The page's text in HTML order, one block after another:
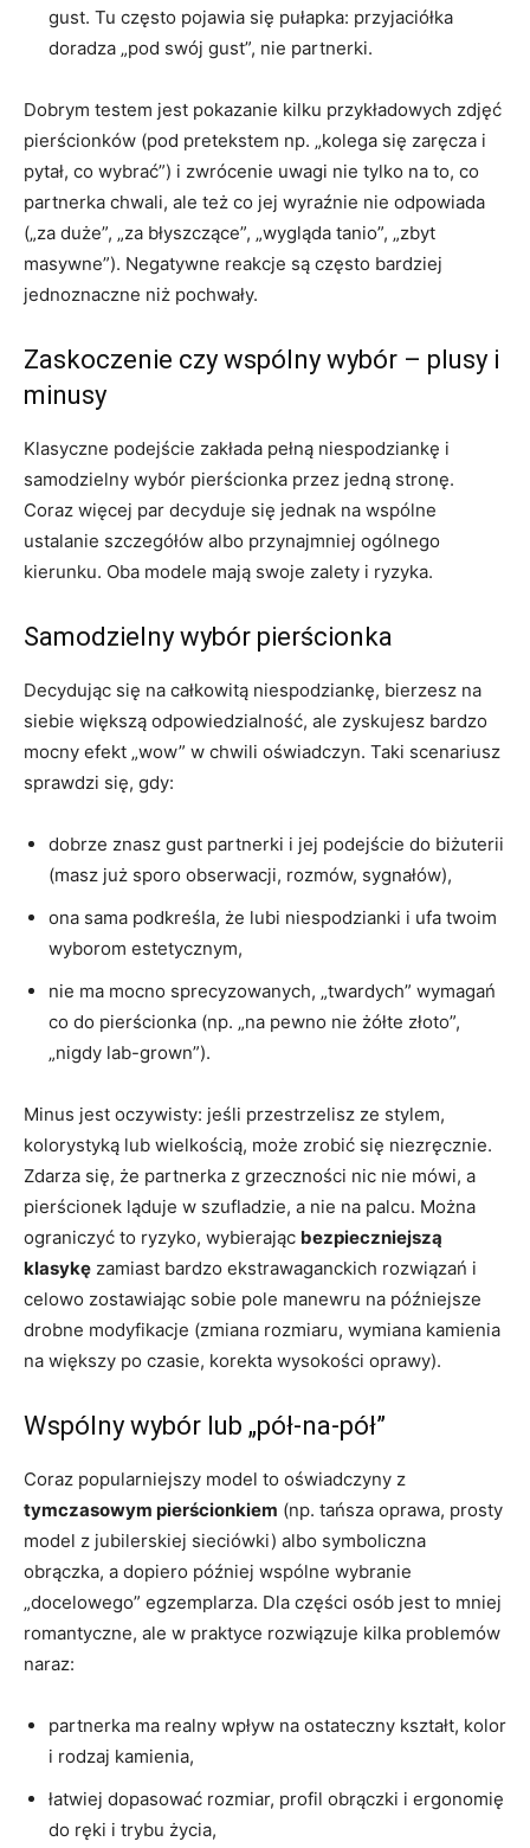
gust. Tu często pojawia się pułapka: przyjaciółka
doradza „pod swój gust”, nie partnerki.
Dobrym testem jest pokazanie kilku przykładowych zdjęć
pierścionków (pod pretekstem np. „kolega się zaręcza i
pytał, co wybrać”) i zwrócenie uwagi nie tylko na to, co
partnerka chwali, ale też co jej wyraźnie nie odpowiada
(„za duże”, „za błyszczące”, „wygląda tanio”, „zbyt
masywne”). Negatywne reakcje są często bardziej
jednoznaczne niż pochwały.
Zaskoczenie czy wspólny wybór – plusy i
minusy
Klasyczne podejście zakłada pełną niespodziankę i
samodzielny wybór pierścionka przez jedną stronę.
Coraz więcej par decyduje się jednak na wspólne
ustalanie szczegółów albo przynajmniej ogólnego
kierunku. Oba modele mają swoje zalety i ryzyka.
Samodzielny wybór pierścionka
Decydując się na całkowitą niespodziankę, bierzesz na
siebie większą odpowiedzialność, ale zyskujesz bardzo
mocny efekt „wow” w chwili oświadczyn. Taki scenariusz
sprawdzi się, gdy:
dobrze znasz gust partnerki i jej podejście do biżuterii
(masz już sporo obserwacji, rozmów, sygnałów),
ona sama podkreśla, że lubi niespodzianki i ufa twoim
wyborom estetycznym,
nie ma mocno sprecyzowanych, „twardych” wymagań
co do pierścionka (np. „na pewno nie żółte złoto”,
„nigdy lab-grown”).
Minus jest oczywisty: jeśli przestrzelisz ze stylem,
kolorystyką lub wielkością, może zrobić się niezręcznie.
Zdarza się, że partnerka z grzeczności nic nie mówi, a
pierścionek ląduje w szufladzie, a nie na palcu. Można
ograniczyć to ryzyko, wybierając bezpieczniejszą
klasykę zamiast bardzo ekstrawaganckich rozwiązań i
celowo zostawiając sobie pole manewru na późniejsze
drobne modyfikacje (zmiana rozmiaru, wymiana kamienia
na większy po czasie, korekta wysokości oprawy).
Wspólny wybór lub „pół-na-pół”
Coraz popularniejszy model to oświadczyny z
tymczasowym pierścionkiem (np. tańsza oprawa, prosty
model z jubilerskiej sieciówki) albo symboliczna
obrączka, a dopiero później wspólne wybranie
„docelowego” egzemplarza. Dla części osób jest to mniej
romantyczne, ale w praktyce rozwiązuje kilka problemów
naraz:
partnerka ma realny wpływ na ostateczny kształt, kolor
i rodzaj kamienia,
łatwiej dopasować rozmiar, profil obrączki i ergonomię
do ręki i trybu życia,